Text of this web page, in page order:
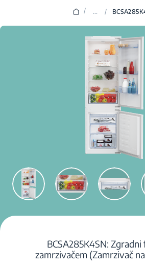
/ ... /
BCSA285K4SN: Zgradni
zamrzivačem (Zamrzivač